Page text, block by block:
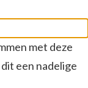
met deze
een nadelige